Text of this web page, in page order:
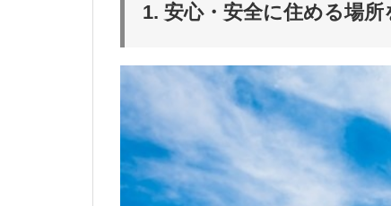
1. 安心・安全に住める場